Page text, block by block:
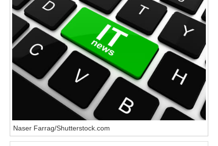
Naser Farrag/Shutterstock.com